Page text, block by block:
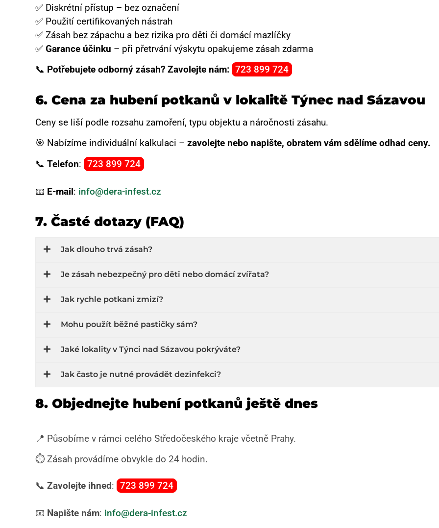
✅ Diskrétní přístup – bez označení
✅ Použití certifikovaných nástrah
✅ Zásah bez zápachu a bez rizika pro děti či domácí mazlíčky
✅ Garance účinku – při přetrvání výskytu opakujeme zásah zdarma
📞 Potřebujete odborný zásah? Zavolejte nám: 723 899 724
6. Cena za hubení potkanů v lokalitě Týnec nad Sázavou
Ceny se liší podle rozsahu zamoření, typu objektu a náročnosti zásahu.
🎯 Nabízíme individuální kalkulaci – zavolejte nebo napište, obratem vám sdělíme odhad ceny.
📞 Telefon: 723 899 724
📧 E-mail: info@dera-infest.cz
7. Časté dotazy (FAQ)
Jak dlouho trvá zásah?
Je zásah nebezpečný pro děti nebo domácí zvířata?
Jak rychle potkani zmizí?
Mohu použít běžné pastičky sám?
Jaké lokality v Týnci nad Sázavou pokrýváte?
Jak často je nutné provádět dezinfekci?
8. Objednejte hubení potkanů ještě dnes
📍 Působíme v rámci celého Středočeského kraje včetně Prahy.
⏱️ Zásah provádíme obvykle do 24 hodin.
📞 Zavolejte ihned: 723 899 724
📧 Napište nám: info@dera-infest.cz